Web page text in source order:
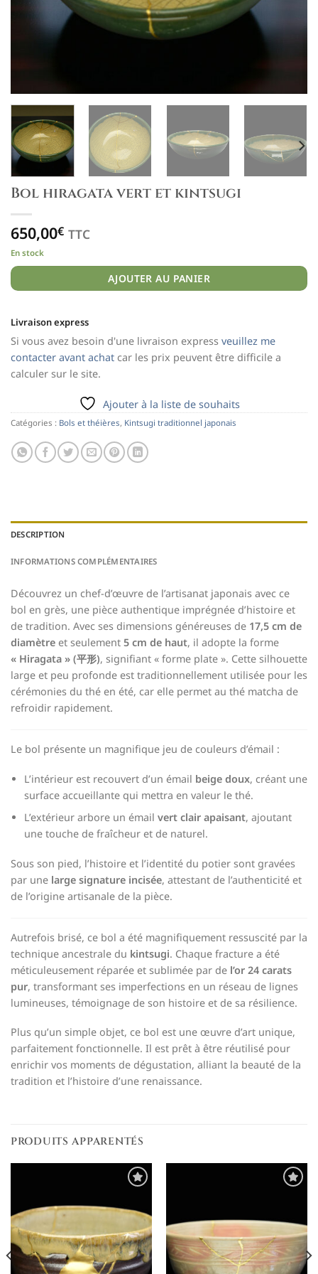
Bol hiragata vert et kintsugi
650,00€ TTC
En stock
AJOUTER AU PANIER
Livraison express
Si vous avez besoin d'une livraison express veuillez me
contacter avant achat car les prix peuvent être difficile a
calculer sur le site.
Ajouter à la liste de souhaits
Catégories : Bols et théières, Kintsugi traditionnel japonais
DESCRIPTION
INFORMATIONS COMPLÉMENTAIRES
Découvrez un chef-d’œuvre de l’artisanat japonais avec ce
bol en grès, une pièce authentique imprégnée d’histoire et
de tradition. Avec ses dimensions généreuses de 17,5 cm de
diamètre et seulement 5 cm de haut, il adopte la forme
« Hiragata » (平形), signifiant « forme plate ». Cette silhouette
large et peu profonde est traditionnellement utilisée pour les
cérémonies du thé en été, car elle permet au thé matcha de
refroidir rapidement.
Le bol présente un magnifique jeu de couleurs d’émail :
L’intérieur est recouvert d’un émail beige doux, créant une
surface accueillante qui mettra en valeur le thé.
L’extérieur arbore un émail vert clair apaisant, ajoutant
une touche de fraîcheur et de naturel.
Sous son pied, l’histoire et l’identité du potier sont gravées
par une large signature incisée, attestant de l’authenticité et
de l’origine artisanale de la pièce.
Autrefois brisé, ce bol a été magnifiquement ressuscité par la
technique ancestrale du kintsugi. Chaque fracture a été
méticuleusement réparée et sublimée par de l’or 24 carats
pur, transformant ses imperfections en un réseau de lignes
lumineuses, témoignage de son histoire et de sa résilience.
Plus qu’un simple objet, ce bol est une œuvre d’art unique,
parfaitement fonctionnelle. Il est prêt à être réutilisé pour
enrichir vos moments de dégustation, alliant la beauté de la
tradition et l’histoire d’une renaissance.
PRODUITS APPARENTÉS
liste de
souhaits